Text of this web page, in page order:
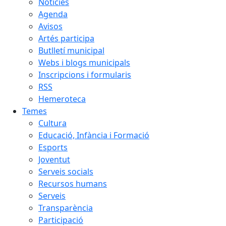
Agenda
Avisos
Artés participa
Butlletí municipal
Webs i blogs municipals
Inscripcions i formularis
RSS
Hemeroteca
Temes
Cultura
Educació, Infància i Formació
Esports
Joventut
Serveis socials
Recursos humans
Serveis
Transparència
Participació